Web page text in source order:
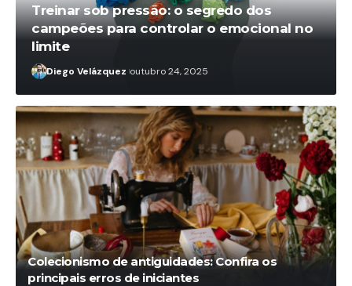
Treinar sob pressão: o segredo dos
campeões para controlar o emocional no
limite
Diego Velázquez outubro 24, 2025
Colecionismo de antiguidades: Confira os
principais erros de iniciantes